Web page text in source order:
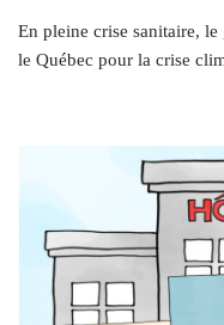
En pleine crise sanitaire,
le Québec pour la crise